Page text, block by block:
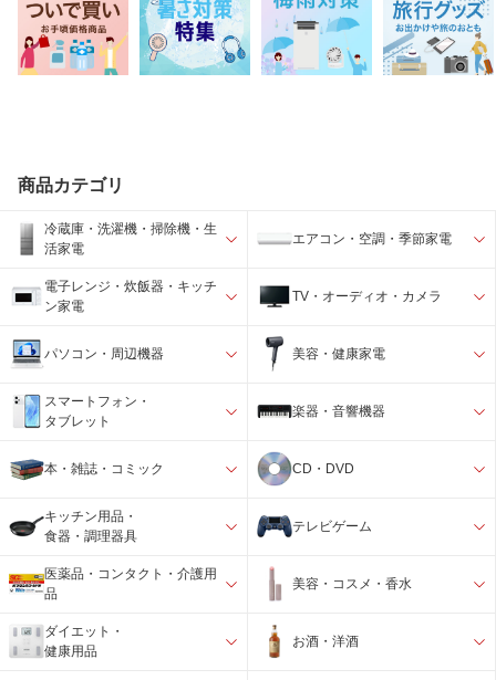
商品カテゴリ
冷蔵庫・洗濯機・掃除機・生
活家電
エアコン・空調・季節家電
電子レンジ・炊飯器・キッチ
ン家電
TV・オーディオ・カメラ
パソコン・周辺機器 美容・健康家電
スマートフォン・
タブレット
楽器・音響機器
本・雑誌・コミック CD・DVD
キッチン用品・
食器・調理器具
テレビゲーム
医薬品・コンタクト・介護用
品
美容・コスメ・香水
ダイエット・
健康用品
お酒・洋酒